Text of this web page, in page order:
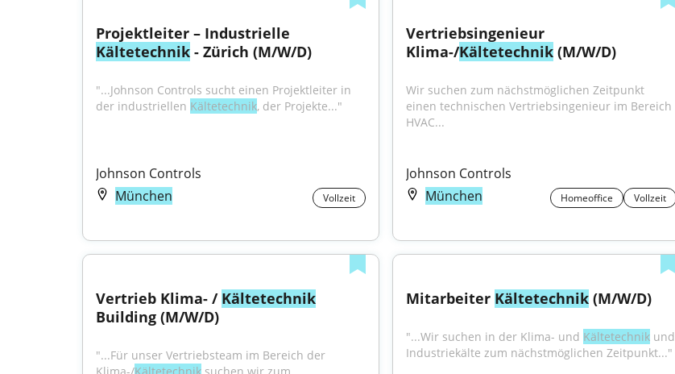
Kältetechnik - Zürich (M/W/D)
"...Johnson Controls sucht einen Projektleiter in
der industriellen Kältetechnik, der Projekte..."
Johnson Controls
München
Vollzeit
Vertriebsingenieur
Klima-/Kältetechnik (M/W/D)
Wir suchen zum nächstmöglichen Zeitpunkt
einen technischen Vertriebsingenieur im Bereich
HVAC...
Johnson Controls
München
Homeoffice Vollzeit
Vertrieb Klima- / Kältetechnik
Building (M/W/D)
"...Für unser Vertriebsteam im Bereich der
Mitarbeiter Kältetechnik (M/W/D)
"...Wir suchen in der Klima- und Kältetechnik und
Industriekälte zum nächstmöglichen Zeitpunkt..."